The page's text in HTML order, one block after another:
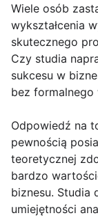
Wiele osób
wykształcenia
skutecznego
Czy studia
sukcesu w
bez formalnego
Odpowiedź na
pewnością
teoretycznej
bardzo
biznesu. Studia
umiejętności